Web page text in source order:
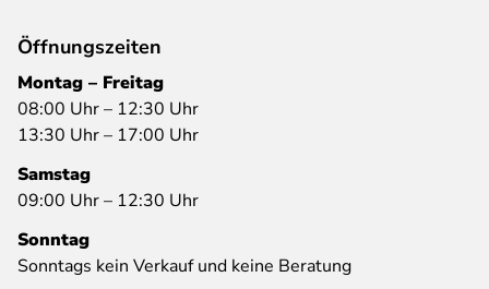
Öffnungszeiten
Montag – Freitag
08:00 Uhr – 12:30 Uhr
13:30 Uhr – 17:00 Uhr
Samstag
09:00 Uhr – 12:30 Uhr
Sonntag
Sonntags kein Verkauf und keine Beratung